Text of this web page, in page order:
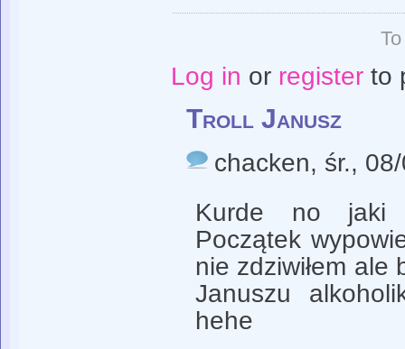
Log in or registerto
Troll Janusz
chacken, śr.,
Kurde no jaki
Początek
nie zdziwiłem ale
Januszu
hehe